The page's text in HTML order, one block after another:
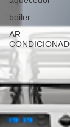
boiler
AR